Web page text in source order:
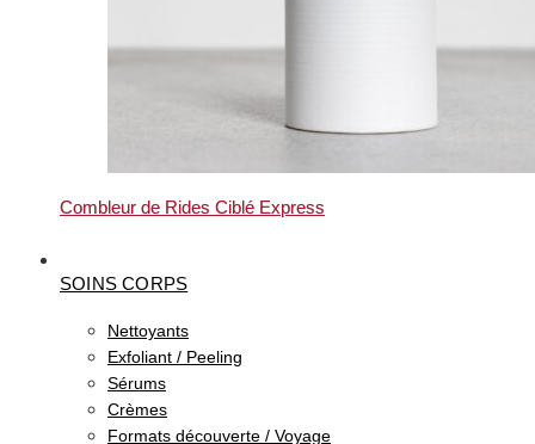
Combleur de Rides Ciblé Express
SOINS CORPS
Nettoyants
Exfoliant / Peeling
Sérums
Crèmes
Formats découverte / Voyage